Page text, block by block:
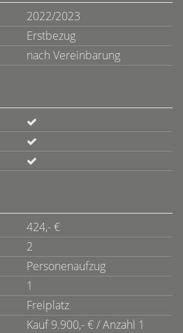
2022/2023
Erstbezug
nach Vereinbarung
424,- €
2
Personenaufzug
1
Freiplatz
Kauf 9.900,- € / Anzahl 1